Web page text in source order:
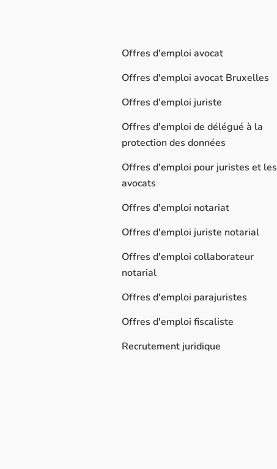
Offres d'emploi avocat
Offres d'emploi avocat Bruxelles
Offres d'emploi juriste
Offres d'emploi de délégué à la
protection des données
Offres d'emploi pour juristes et les
avocats
Offres d'emploi notariat
Offres d'emploi juriste notarial
Offres d'emploi collaborateur
notarial
Offres d'emploi parajuristes
Offres d'emploi fiscaliste
Recrutement juridique